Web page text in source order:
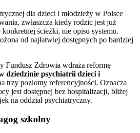
dla dzieci i młodzieży w Polsce
zwłaszcza kiedy rodzic jest już
ścieżki, nie opisu systemu.
od najłatwiej dostępnych po bardziej
Fundusz Zdrowia wdraża reformę
dziedzinie psychiatrii dzieci i
trzy poziomy referencyjności. Oznacza
jest dostępnej bez hospitalizacji, bliżej
na oddział psychiatryczny.
szkolny